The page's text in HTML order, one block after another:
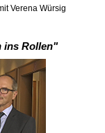
Verena Würsig
ins Rollen"